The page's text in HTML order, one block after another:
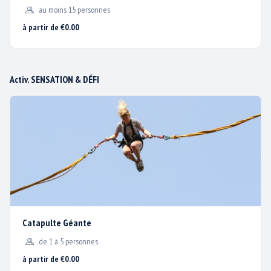
Gares les plus proches : Ychoux à 30mn ; Arcachon à 25mn; Facture à
35mn ; Bordeaux à 1h. Tél. 36 35 (0.34 € /mn)
Aéroport International de Bordeaux-Mérignac à 50mn. Aérodrome de
Biscarrosse – Parentis.
Site :www.bordeaux.aeroport.fr
au moins 15 personnes
à partir de €0.00
Activ. SENSATION & DÉFI
Catapulte Géante
de 1 à 5 personnes
à partir de €0.00